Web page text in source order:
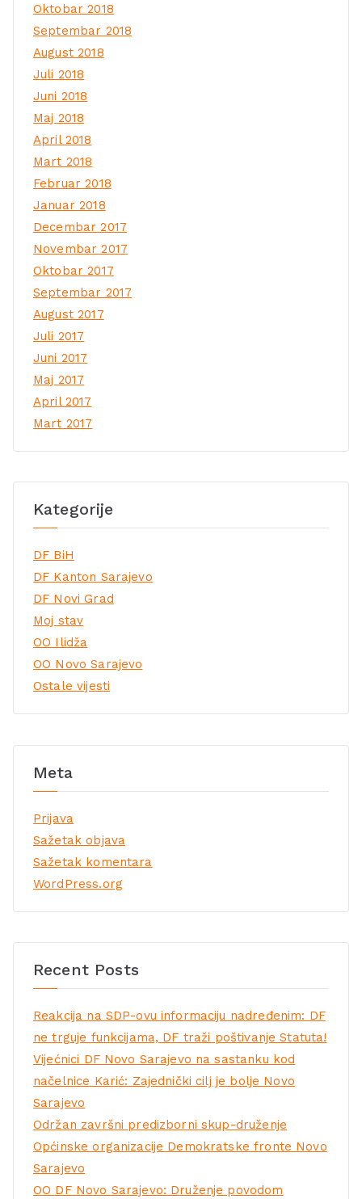
Oktobar 2018
Septembar 2018
August 2018
Juli 2018
Juni 2018
Maj 2018
April 2018
Mart 2018
Februar 2018
Januar 2018
Decembar 2017
Novembar 2017
Oktobar 2017
Septembar 2017
August 2017
Juli 2017
Juni 2017
Maj 2017
April 2017
Mart 2017
Kategorije
DF BiH
DF Kanton Sarajevo
DF Novi Grad
Moj stav
OO Ilidža
OO Novo Sarajevo
Ostale vijesti
Meta
Prijava
Sažetak objava
Sažetak komentara
WordPress.org
Recent Posts
Reakcija na SDP-ovu informaciju nadređenim: DF
ne trguje funkcijama, DF traži poštivanje Statuta!
Vijećnici DF Novo Sarajevo na sastanku kod
načelnice Karić: Zajednički cilj je bolje Novo
Sarajevo
Održan završni predizborni skup-druženje
Općinske organizacije Demokratske fronte Novo
Sarajevo
OO DF Novo Sarajevo: Druženje povodom